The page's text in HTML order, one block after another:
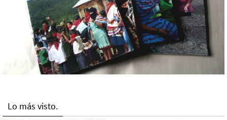
Lo más visto.